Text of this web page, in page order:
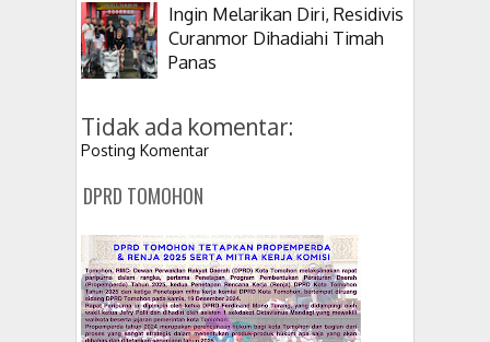
Ingin Melarikan Diri, Residivis
Curanmor Dihadiahi Timah
Panas
Tidak ada komentar:
Posting Komentar
DPRD TOMOHON